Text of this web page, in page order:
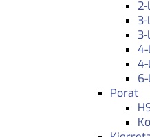
3-
Porat